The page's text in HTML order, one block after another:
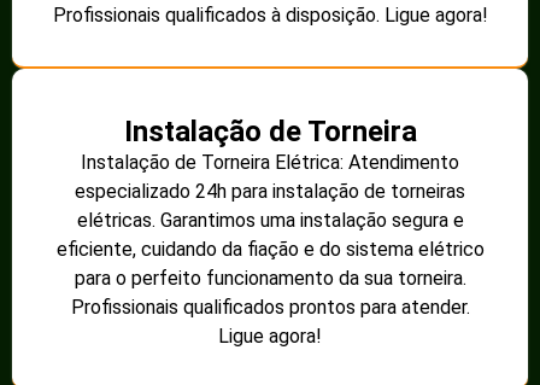
Profissionais qualificados à disposição. Ligue agora!
Instalação de Torneira
Instalação de Torneira Elétrica: Atendimento
especializado 24h para instalação de torneiras
elétricas. Garantimos uma instalação segura e
eficiente, cuidando da fiação e do sistema elétrico
para o perfeito funcionamento da sua torneira.
Profissionais qualificados prontos para atender.
Ligue agora!